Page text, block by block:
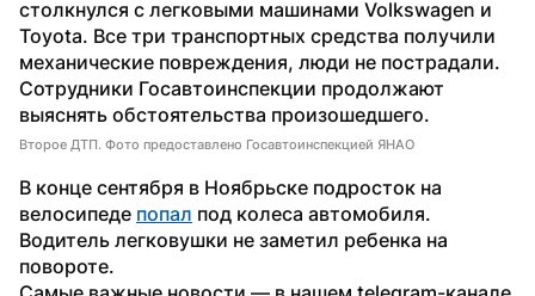
столкнулся с легковыми машинами Volkswagen и
Toyota. Все три транспортных средства получили
механические повреждения, люди не пострадали.
Сотрудники Госавтоинспекции продолжают
выяснять обстоятельства произошедшего.
Второе ДТП. Фото предоставлено Госавтоинспекцией ЯНАО
В конце сентября в Ноябрьске подросток на
велосипеде попал под колеса автомобиля.
Водитель легковушки не заметил ребенка на
повороте.